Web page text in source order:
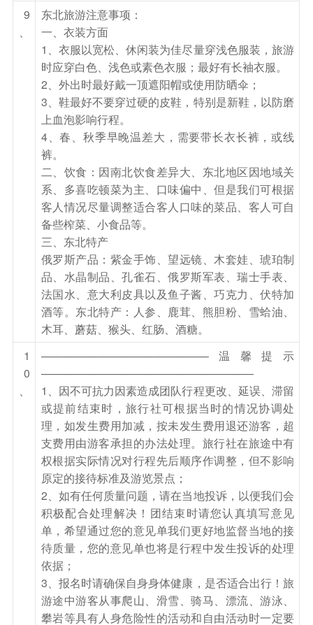
敦化
第5天 敦化—二道白河
酒店用早餐后乘车前往长白山山下第一镇——二道
白河镇（约2.5小时车程），抵达后乘车前往【长
白山北坡风景区】（含景区大门票+含环保车）抵
达后乘环保车游览国家级自然保护区，中国十大名
山（东北第一峰）之称——长白山，位于吉林省安
图、抚松、长白三县交界处， 联合国教科文组织
国际“人与生物圈”保护区网，主要保护对象为温带
森林生态系、自然历史遗迹和珍稀动植物。观赏中
国海拨最高，温度最高的温泉——聚龙温泉群，可
自费温泉煮鸡蛋。游览松花江的发源地，观落差
68米的长白瀑布。游览新开发的景区绿渊潭，雅
致独到；后可自费乘专用倒站车（费用自理80元/
人，如景区受天气影响，倒站车会停运，不安排乘
坐及游览长白山天池）上长白山主峰俯瞰长白山
【天池】，天池最深373米，它是中朝两国的交界
火山湖基尼斯世界之最，四周奇峰林立，池水碧绿
清澈。感受火山爆发后壮丽美景，体验“一山有四
季，十里不同天”的景观。后乘环保车出山门，转
乘交通车返回二道白河，用晚餐后入住休息。
温馨提示：
1 为了充足游览长白山景区，当天中餐自理，客人
可在换乘中心自理用餐，自行购买温泉煮鸡蛋或玉
米或提前准备好食物！
2 长白山倒站车如受景区天气影响不运行，不能观
看到长白山大天池，请客人谅解。
3 赠送酒店温泉门票，温泉池为室内温泉池，请自
备泳衣，如受酒店政策性影响，温泉区不开放，不
9
东北旅游注意事项：
一、衣装方面
1、衣服以宽松、休闲装为佳尽量穿浅色服装，旅游
时应穿白色、浅色或素色衣服；最好有长袖衣服。
2、外出时最好戴一顶遮阳帽或使用防晒伞；
3、鞋最好不要穿过硬的皮鞋，特别是新鞋，以防磨
上血泡影响行程。
4、春、秋季早晚温差大，需要带长衣长裤，或线
裤。
二、饮食：因南北饮食差异大、东北地区因地域关
系、多喜吃顿菜为主、口味偏中、但是我们可根据
客人情况尽量调整适合客人口味的菜品、客人可自
备些榨菜、小食品等。
三、东北特产
俄罗斯产品：紫金手饰、望远镜、木套娃、琥珀制
品、水晶制品、孔雀石、俄罗斯军表、瑞士手表、
法国水、意大利皮具以及鱼子酱、巧克力、伏特加
酒等。东北特产：人参、鹿茸、熊胆粉、雪蛤油、
木耳、蘑菇、猴头、红肠、酒糖。
1
0
———————————————温馨提示
———————————————————
1、因不可抗力因素造成团队行程更改、延误、滞留
或提前结束时，旅行社可根据当时的情况协调处
理，如发生费用加减，按未发生费用退还游客，超
支费用由游客承担的办法处理。旅行社在旅途中有
权根据实际情况对行程先后顺序作调整，但不影响
原定的接待标准及游览景点；
2、如有任何质量问题，请在当地投诉，以便我们会
积极配合处理解决！团结束时请您认真填写意见
单，希望通过您的意见单我们更好地监督当地的接
待质量，您的意见单也将是行程中发生投诉的处理
依据；
3、报名时请确保自身身体健康，是否适合出行！旅
游途中游客从事爬山、滑雪、骑马、漂流、游泳、
攀岩等具有人身危险性的活动和自由活动时一定要